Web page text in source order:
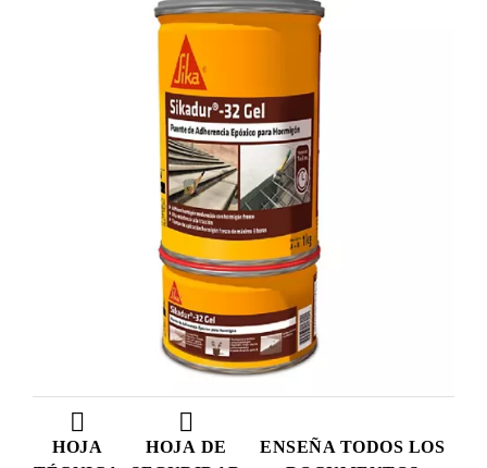
HOJA
HOJA DE
ENSEÑA TODOS LOS